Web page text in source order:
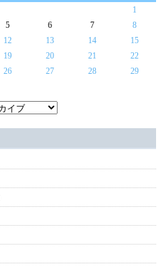
1
5 6 7
8
12 13 14
15
19 20 21
22
26 27 28
29